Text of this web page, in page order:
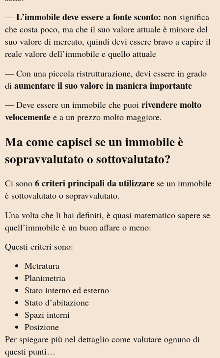
— L’immobile deve essere a fonte sconto: non significa
che costa poco, ma che il suo valore attuale è minore del
suo valore di mercato, quindi devi essere bravo a capire il
reale valore dell’immobile e quello attuale
— Con una piccola ristrutturazione, devi essere in grado
di aumentare il suo valore in maniera importante
— Deve essere un immobile che puoi rivendere molto
velocemente e a un prezzo molto maggiore.
Ma come capisci se un immobile è
sopravvalutato o sottovalutato?
Ci sono 6 criteri principali da utilizzare se un immobile
è sottovalutato o sopravvalutato.
Una volta che li hai definiti, è quasi matematico sapere se
quell’immobile è un buon affare o meno:
Questi criteri sono:
Metratura
Planimetria
Stato interno ed esterno
Stato d’abitazione
Spazi interni
Posizione
Per spiegare più nel dettaglio come valutare ognuno di
questi punti…